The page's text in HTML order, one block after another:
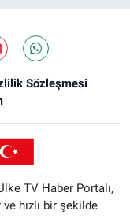
Sözleşmesi
TV Haber Portalı,
hızlı bir şekilde